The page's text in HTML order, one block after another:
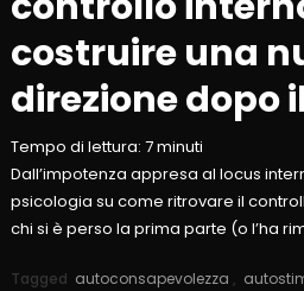
costruire una
direzione dopo
Tempo di lettura: 7minuti
Dall’impotenza appresa al locus
psicologia su come ritrovare il
chi si è perso la prima parte (o l’ha
Tagged autoconsapevolezza ,